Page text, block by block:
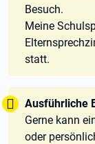
Besuch.
Meine
statt.
Tipp:
Ausführliche
Gerne kann
oder